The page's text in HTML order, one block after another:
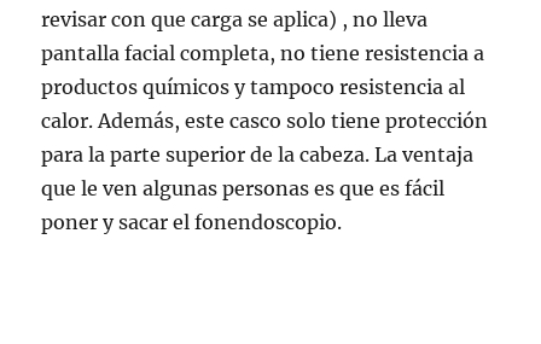
revisar con que carga se aplica) , no lleva
pantalla facial completa, no tiene resistencia a
productos químicos y tampoco resistencia al
calor. Además, este casco solo tiene protección
para la parte superior de la cabeza. La ventaja
que le ven algunas personas es que es fácil
poner y sacar el fonendoscopio.